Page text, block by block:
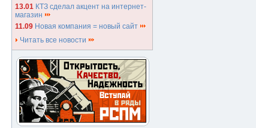
13.01 КТЗ сделал акцент на интернет-
магазин
11.09 Новая компания = новый сайт
Читать все новости